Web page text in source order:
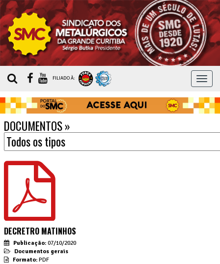
MENU
FILIADO À:
DOCUMENTOS»
DECRETRO MATINHOS
Publicação: 07/10/2020
Documentos gerais
Formato: PDF